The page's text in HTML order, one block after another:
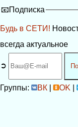
📧Подписка
Будь в СЕТИ!
всегда актуальное
➲
Группы: ВК| OK